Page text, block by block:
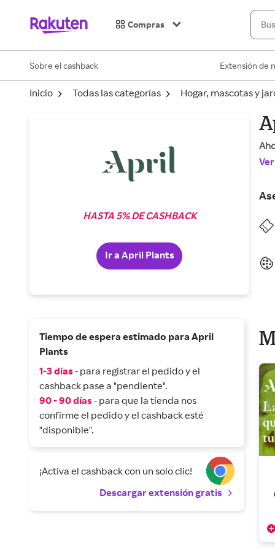
Compras
Sobre el cashback Extensión de
Inicio Todas las categorías Hogar, mascotas y
HASTA 5% DE CASHBACK
Ir a April Plants
Tiempo de espera estimado para April
Plants
1-3 días- para registrar el pedido y el
cashback pase a "pendiente".
90 - 90 días- para que la tienda nos
confirme el pedido y el cashback esté
"disponible".
¡Activa el cashback con un solo clic!
Descargar extensión gratis